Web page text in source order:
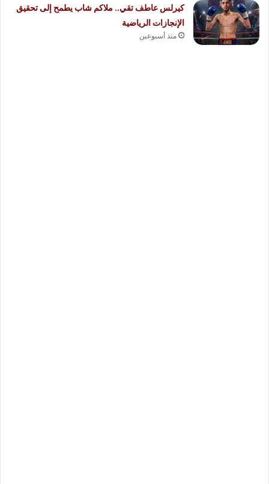
كيرلس عاطف تقي.. ملاكم شاب يطمح إلى تحقيق
الإنجازات الرياضية
منذ أسبوعين